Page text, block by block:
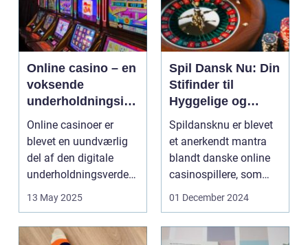
Online casino – en
voksende
underholdningsind
ustri
Online casinoer er
blevet en uundværlig
del af den digitale
underholdningsverden.
Med den stad...
13 May 2025
Spil Dansk Nu: Din
Stifinder til
Hyggelige og
Underholdende
Online Casinoer
Spildansknu er blevet
et anerkendt mantra
blandt danske online
casinospillere, som
søger unde...
01 December 2024